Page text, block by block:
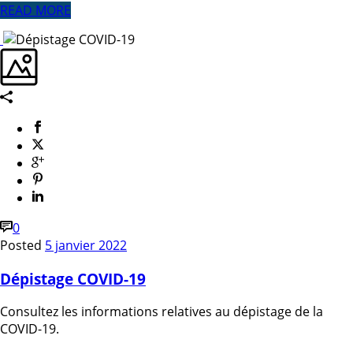
READ MORE
0
Posted 5 janvier 2022
Dépistage COVID-19
Consultez les informations relatives au dépistage de la
COVID-19.